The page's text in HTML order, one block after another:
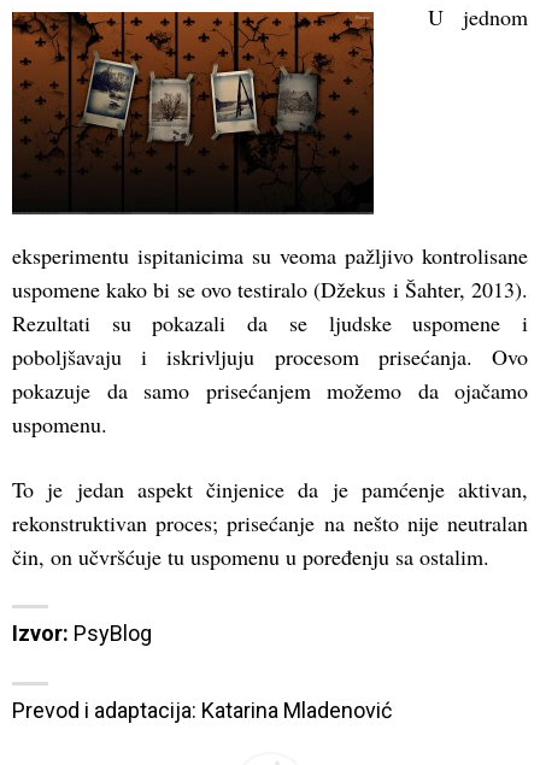
U jednom
eksperimentu ispitanicima su veoma pažljivo kontrolisane
uspomene kako bi se ovo testiralo (Džekus i Šahter, 2013).
Rezultati su pokazali da se ljudske uspomene i
poboljšavaju i iskrivljuju procesom prisećanja. Ovo
pokazuje da samo prisećanjem možemo da ojačamo
uspomenu.
To je jedan aspekt činjenice da je pamćenje aktivan,
rekonstruktivan proces; prisećanje na nešto nije neutralan
čin, on učvršćuje tu uspomenu u poređenju sa ostalim.
Izvor: PsyBlog
Prevod i adaptacija: Katarina Mladenović